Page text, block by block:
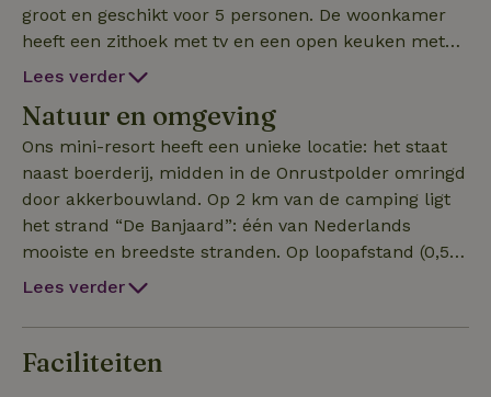
groot en geschikt voor 5 personen. De woonkamer
heeft een zithoek met tv en een open keuken met
eethoek. De keuken is onder andere voorzien van
espresso-apparaat. Het chalet heeft 2 slaapkamers
(2 persoons en 3 persoons) en een ruime badkamer
voorzien van een inloop-regendouche. In de berging
staat een wasmachine en droogrek. Het chalet is
voorzien van elektrische verwarming in elke kamer
alsook een air-conditioning en gratis wifi. Buiten vind
je een groot terras (75m2) met bar, BBQ, hangmat
van 800m2 en de tuin is begrensd door heuveltjes
met siergras. Check onze andere natuurhuisjes
Lees verder
Natuur en omgeving
Ons mini-resort heeft een unieke locatie: het staat
naast boerderij, midden in de Onrustpolder omringd
door akkerbouwland. Op 2 km van de camping ligt
het strand “De Banjaard”: één van Nederlands
mooiste en breedste stranden. Op loopafstand (0,5
km) ligt het natuurgebied “De Schotsman”. Een
mountainbike-tracks en paardenroutes en bekend
om de Schotse Hoogland runderen die er
Lees verder
Faciliteiten